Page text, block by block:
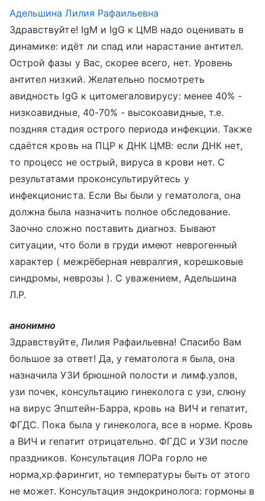
Адельшина Лилия Рафаильевна
Здравствуйте! IgM и IgG к ЦМВ надо оценивать в
динамике: идёт ли спад или нарастание антител.
Острой фазы у Вас, скорее всего, нет. Уровень
антител низкий. Желательно посмотреть
авидность IgG к цитомегаловирусу: менее 40% -
низкоавидные, 40-70% - высокоавидные, т.е.
поздняя стадия острого периода инфекции. Также
сдаётся кровь на ПЦР к ДНК ЦМВ: если ДНК нет,
то процесс не острый, вируса в крови нет. С
результатами проконсультируйтесь у
инфекциониста. Если Вы были у гематолога, она
должна была назначить полное обследование.
Заочно сложно поставить диагноз. Бывают
ситуации, что боли в груди имеют неврогенный
характер ( межрёберная невралгия, корешковые
синдромы, неврозы ). С уважением, Адельшина
Л.Р.
анонимно
Здравствуйте, Лилия Рафаильевна! Спасибо Вам
большое за ответ! Да, у гематолога я была, она
назначила УЗИ брюшной полости и лимф.узлов,
узи почек, консультацию гинеколога с узи, слюну
на вирус Эпштейн-Барра, кровь на ВИЧ и гепатит,
ФГДС. Пока была у гинеколога, все в норме. Кровь
а ВИЧ и гепатит отрицательно. ФГДС и УЗИ после
праздников. Консультация ЛОРа горло не
норма,хр.фарингит, но температуры быть от этого
не может. Консультация эндокринолога: гормоны в